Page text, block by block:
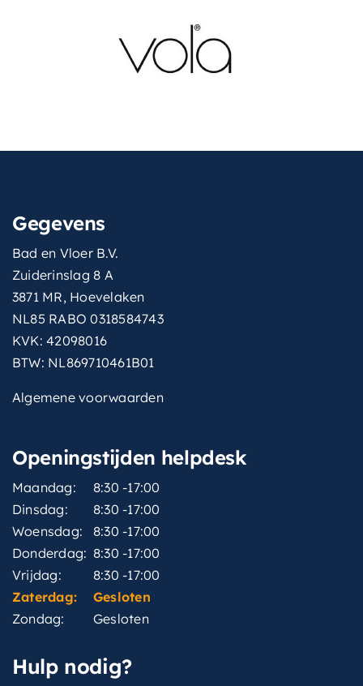
Gegevens
Bad en Vloer B.V.
Zuiderinslag 8 A
3871 MR, Hoevelaken
NL85 RABO 0318584743
KVK: 42098016
BTW: NL869710461B01
Algemene voorwaarden
Openingstijden helpdesk
Maandag:
8:30 -17:00
Dinsdag:
8:30 -17:00
Woensdag:
8:30 -17:00
Donderdag: 8:30 -17:00
Vrijdag:
8:30 -17:00
Zaterdag:
Gesloten
Zondag:
Gesloten
Hulp nodig?